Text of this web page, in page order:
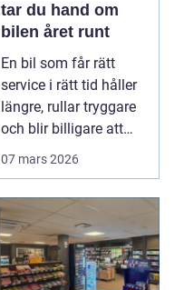
tar du hand om
bilen året runt
En bil som får rätt
service i rätt tid håller
längre, rullar tryggare
och blir billigare att
äga. I ...
07 mars 2026